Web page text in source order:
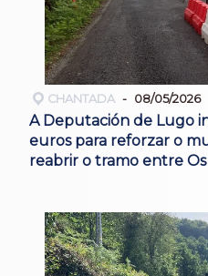
CHANTADA 08/05/2026
A Deputación de Lugo
euros para reforzar o
reabrir o tramo entre